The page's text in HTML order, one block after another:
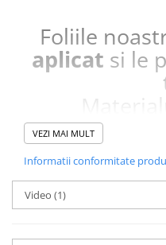
Foliile
aplicat si le
producerea
sticla pe care
este
Acesta
VEZI MAI MULT
Informatii conformitate
Video (1)